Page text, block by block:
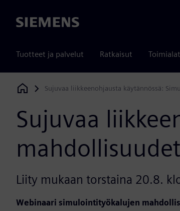
Siemens
Tuotteet ja palvelut Ratkaisut Toimialat
Siemens Digital Industries Software
Sujuvaa liikkeenohjausta käytännössä:
Sujuvaa
mahdollisuudet
Liity mukaan torstaina 20.8.
Webinaari simulointityökalujen